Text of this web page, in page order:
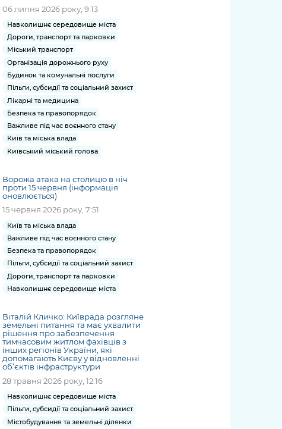
06 липня 2026 року, 9:13
Навколишнє середовище міста
Дороги, транспорт та парковки
Міський транспорт
Організація дорожнього руху
Будинок та комунальні послуги
Пільги, субсидії та соціальний захист
Лікарні та медицина
Безпека та правопорядок
Важливе під час воєнного стану
Київ та міська влада
Київський міський голова
Ворожа атака на столицю в ніч
проти 15 червня (інформація
оновлюється)
15 червня 2026 року, 7:51
Київ та міська влада
Важливе під час воєнного стану
Безпека та правопорядок
Пільги, субсидії та соціальний захист
Дороги, транспорт та парковки
Навколишнє середовище міста
Віталій Кличко: Київрада розгляне
земельні питання та має ухвалити
рішення про забезпечення
тимчасовим житлом фахівців з
інших регіонів України, які
допомагають Києву у відновленні
об’єктів інфраструктури
28 травня 2026 року, 12:16
Навколишнє середовище міста
Пільги, субсидії та соціальний захист
Містобудування та земельні ділянки